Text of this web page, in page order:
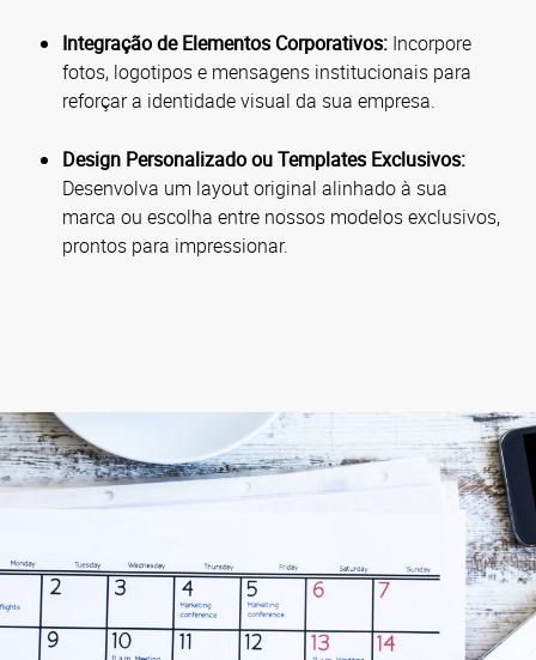
Integração de Elementos Corporativos: Incorpore
fotos, logotipos e mensagens institucionais para
reforçar a identidade visual da sua empresa.
Design Personalizado ou Templates Exclusivos:
Desenvolva um layout original alinhado à sua
marca ou escolha entre nossos modelos exclusivos,
prontos para impressionar.